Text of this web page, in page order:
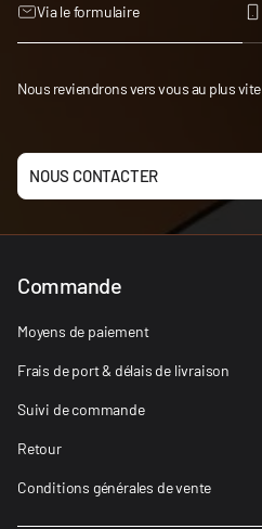
Via le formulaire
Nous reviendrons vers vous au plus vite
NOUS CONTACTER
Commande
Moyens de paiement
Frais de port & délais de livraison
Suivi de commande
Retour
Conditions générales de vente